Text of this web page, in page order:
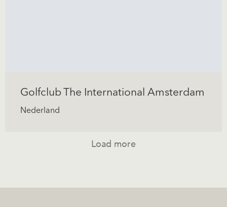
Golfclub The International Amsterdam
Nederland
Load more